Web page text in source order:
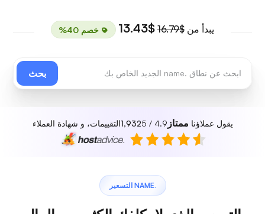
يبدأ من $16.79
$13.43 خصم 40%
بحث
يقول عملاؤنا ممتاز 4.9 / 5
1,932التقييمات، و شهادة العملاء
.NAME التسعير